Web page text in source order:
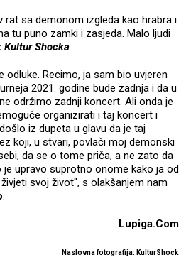
rat sa demonom izgleda kao hrabra i
tu puno zamki i zasjeda. Malo ljudi
Kultur Shocka.
odluke. Recimo, ja sam bio uvjeren
2021. godine bude zadnja i da u
održimo zadnji koncert. Ali onda je
organizirati i taj koncert i
iz dupeta u glavu da je taj
koji, u stvari, povlači moj demonski
da se o tome priča, a ne zato da
upravo suprotno onome kako ja od
svoj život", s olakšanjem nam
.
Lupiga.Com
Naslovna fotografija: KulturShock